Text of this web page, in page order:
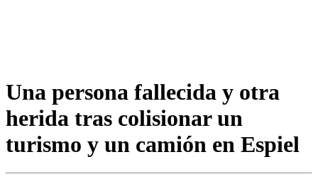
Una persona fallecida y otra
herida tras colisionar un
turismo y un camión en Espiel